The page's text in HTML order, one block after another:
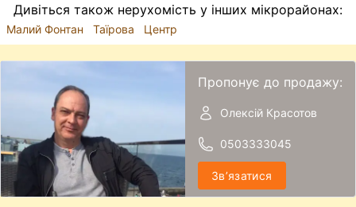
Дивіться також нерухомість у інших мікрорайонах:
Малий Фонтан Таїрова Центр
Пропонує до продажу:
Олексій Красотов
0503333045
Звʼязатися